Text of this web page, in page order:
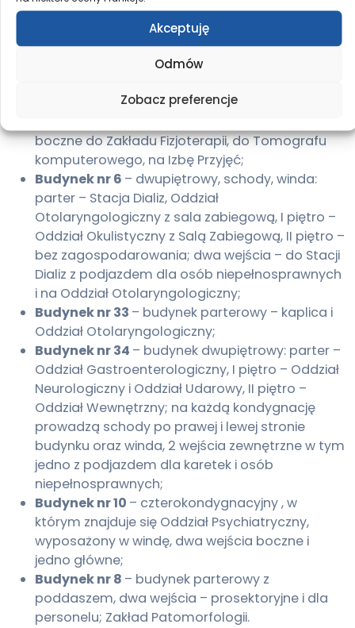
Akceptuję
Odmów
Zobacz preferencje
Oddział Chirurgii Urazowej i Ortopedii, Oddział
Anestezjologii i Intensywnej Terapii, blok
operacyjny; III – piętro – Oddział Chirurgii Ogólnej
i Onkologicznej, Oddział Urologii; budynek
obiektu, windę, cztery wejścia: główne z
boczne do Zakładu Fizjoterapii, do Tomografu
komputerowego, na Izbę Przyjęć;
Budynek nr 6 – dwupiętrowy, schody, winda:
parter – Stacja Dializ, Oddział
Otolaryngologiczny z sala zabiegową, I piętro –
Oddział Okulistyczny z Salą Zabiegową, II piętro –
bez zagospodarowania; dwa wejścia – do Stacji
Dializ z podjazdem dla osób niepełnosprawnych
i na Oddział Otolaryngologiczny;
Budynek nr 33 – budynek parterowy – kaplica i
Oddział Otolaryngologiczny;
Budynek nr 34 – budynek dwupiętrowy: parter –
Oddział Gastroenterologiczny, I piętro – Oddział
Neurologiczny i Oddział Udarowy, II piętro –
Oddział Wewnętrzny; na każdą kondygnację
prowadzą schody po prawej i lewej stronie
budynku oraz winda, 2 wejścia zewnętrzne w tym
jedno z podjazdem dla karetek i osób
niepełnosprawnych;
Budynek nr 10 – czterokondygnacyjny , w
którym znajduje się Oddział Psychiatryczny,
wyposażony w windę, dwa wejścia boczne i
jedno główne;
Budynek nr 8 – budynek parterowy z
poddaszem, dwa wejścia – prosektoryjne i dla
personelu; Zakład Patomorfologii.